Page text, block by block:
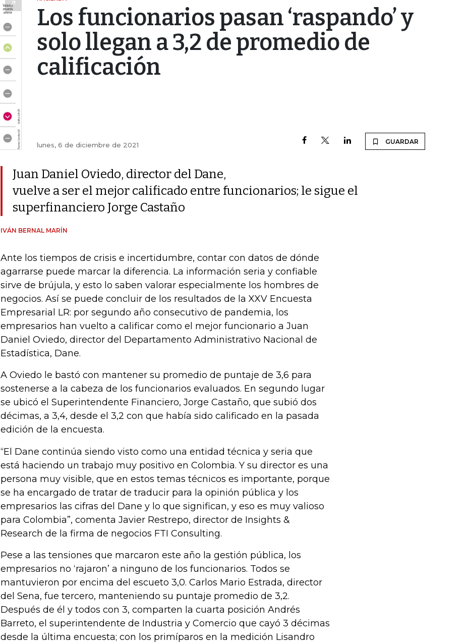
Los funcionarios pasan ‘raspando’ y
solo llegan a 3,2 de promedio de
calificación
lunes, 6 de diciembre de 2021 GUARDAR
Juan Daniel Oviedo, director del Dane,
vuelve a ser el mejor calificado entre funcionarios; le sigue el
superfinanciero Jorge Castaño
IVÁN BERNAL MARÍN
Ante los tiempos de crisis e incertidumbre, contar con datos de dónde
agarrarse puede marcar la diferencia. La información seria y confiable
sirve de brújula, y esto lo saben valorar especialmente los hombres de
negocios. Así se puede concluir de los resultados de la XXV Encuesta
Empresarial LR: por segundo año consecutivo de pandemia, los
empresarios han vuelto a calificar como el mejor funcionario a Juan
Daniel Oviedo, director del Departamento Administrativo Nacional de
Estadística, Dane.
A Oviedo le bastó con mantener su promedio de puntaje de 3,6 para
sostenerse a la cabeza de los funcionarios evaluados. En segundo lugar
se ubicó el Superintendente Financiero, Jorge Castaño, que subió dos
décimas, a 3,4, desde el 3,2 con que había sido calificado en la pasada
edición de la encuesta.
“El Dane continúa siendo visto como una entidad técnica y seria que
está haciendo un trabajo muy positivo en Colombia. Y su director es una
persona muy visible, que en estos temas técnicos es importante, porque
se ha encargado de tratar de traducir para la opinión pública y los
empresarios las cifras del Dane y lo que significan, y eso es muy valioso
para Colombia”, comenta Javier Restrepo, director de Insights &
Research de la firma de negocios FTI Consulting.
Pese a las tensiones que marcaron este año la gestión pública, los
empresarios no ‘rajaron’ a ninguno de los funcionarios. Todos se
mantuvieron por encima del escueto 3,0. Carlos Mario Estrada, director
del Sena, fue tercero, manteniendo su puntaje promedio de 3,2.
Después de él y todos con 3, comparten la cuarta posición Andrés
Barreto, el superintendente de Industria y Comercio que cayó 3 décimas
desde la última encuesta; con los primíparos en la medición Lisandro